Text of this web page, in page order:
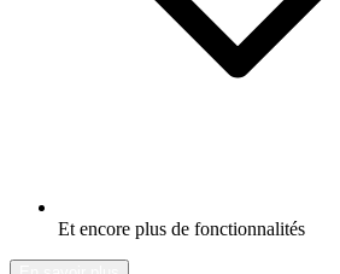
Et encore plus de fonctionnalités